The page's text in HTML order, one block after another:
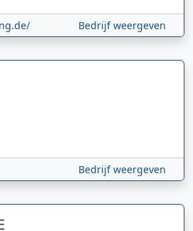
Bedrijf weergeven
Bedrijf weergeven